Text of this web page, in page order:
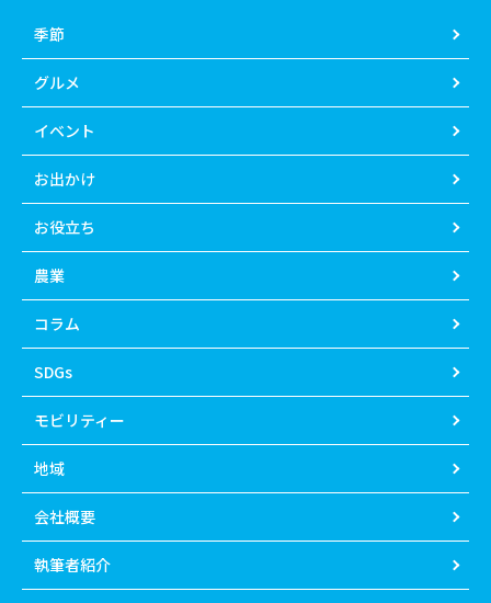
季節
グルメ
イベント
お出かけ
お役立ち
農業
コラム
SDGs
モビリティー
地域
会社概要
執筆者紹介